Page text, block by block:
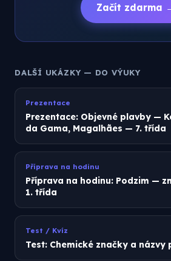
Začít zdarma
DALŠÍ UKÁZKY — DO VÝUKY
Prezentace
Prezentace: Objevné plavby —
da Gama, Magalhães — 7. třída
Příprava na hodinu
Příprava na hodinu: Podzim —
1. třída
Test / Kvíz
Test: Chemické značky a